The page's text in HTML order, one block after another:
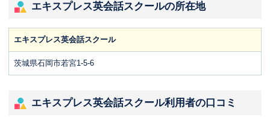
エキスプレス英会話スクールの所在地
エキスプレス英会話スクール
茨城県石岡市若宮1-5-6
エキスプレス英会話スクール利用者の口コミ